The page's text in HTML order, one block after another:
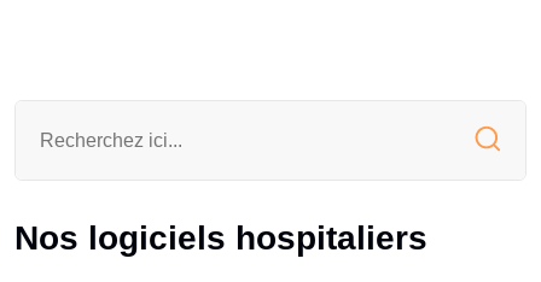
Nos logiciels hospitaliers